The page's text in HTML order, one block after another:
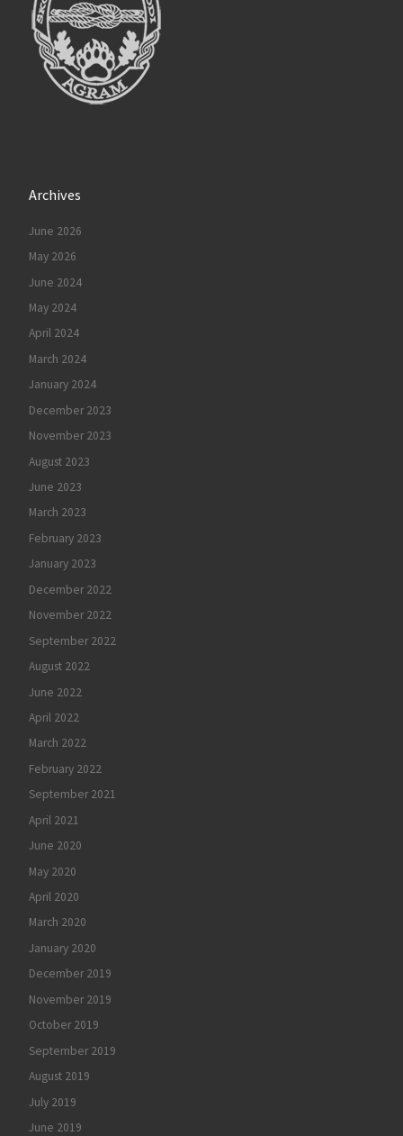
Archives
June 2026
May 2026
June 2024
May 2024
April 2024
March 2024
January 2024
December 2023
November 2023
August 2023
June 2023
March 2023
February 2023
January 2023
December 2022
November 2022
September 2022
August 2022
June 2022
April 2022
March 2022
February 2022
September 2021
April 2021
June 2020
May 2020
April 2020
March 2020
January 2020
December 2019
November 2019
October 2019
September 2019
August 2019
July 2019
June 2019